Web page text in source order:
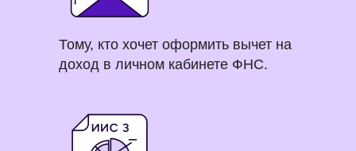
Тому, кто хочет оформить вычет на
доход в личном кабинете ФНС.